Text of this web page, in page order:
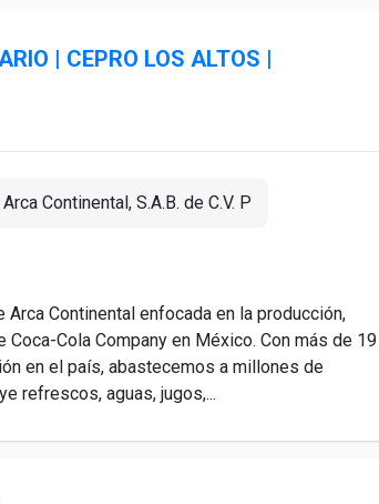
| CEPRO LOS ALTOS |
Arca Continental, S.A.B. de C.V. P
Continental enfocada en la producción,
Cola Company en México. Con más de 19
en el país, abastecemos a millones de
refrescos, aguas, jugos,...